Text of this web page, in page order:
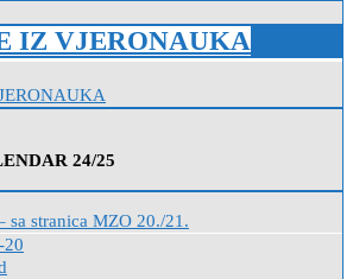
IZ VJERONAUKA
24/25
stranica MZO 20./21.
20